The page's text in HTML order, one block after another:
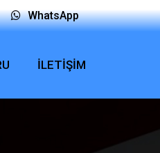
WhatsApp
İLETİŞİM